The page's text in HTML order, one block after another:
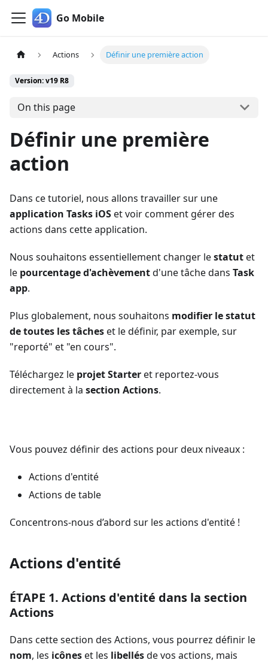
Go Mobile
Actions Définir une première action
Version: v19 R8
On this page
Définir une première
action
Dans ce tutoriel, nous allons travailler sur une
application Tasks iOSet voir comment gérer des
actions dans cette application.
Nous souhaitons essentiellement changer lestatutet
le pourcentage d'achèvementd'une tâche dans Task
app.
Plus globalement, nous souhaitons modifier le statut
de toutes les tâcheset le définir, par exemple, sur
"reporté" et "en cours".
Téléchargez le projet Starteret reportez-vous
directement à la section Actions.
Vous pouvez définir des actions pour deux niveaux :
Actions d'entité
Actions de table
Concentrons-nous d’abord sur les actions d'entité !
Actions d'entité
ÉTAPE 1. Actions d'entité dans la section
Actions
Dans cette section des Actions, vous pourrez définir le
nom, les icôneset les libellésde vos actions, mais